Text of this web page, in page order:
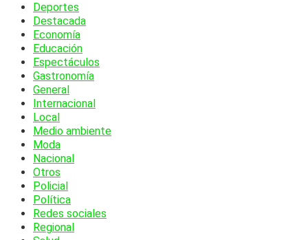
Deportes
Destacada
Economía
Educación
Espectáculos
Gastronomía
General
Internacional
Local
Medio ambiente
Moda
Nacional
Otros
Policial
Política
Redes sociales
Regional